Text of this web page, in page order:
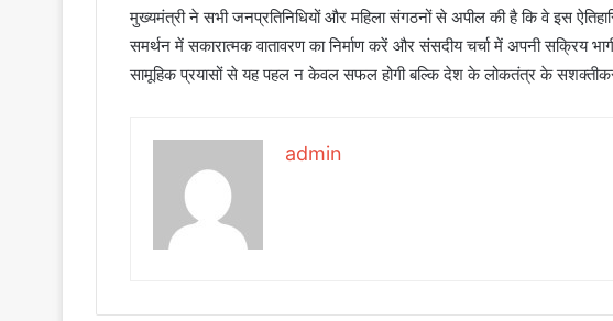
मुख्यमंत्री ने सभी जनप्रतिनिधियों और महिला संगठनों से अपील की है कि वे इस
समर्थन में सकारात्मक वातावरण का निर्माण करें और संसदीय चर्चा में अपनी सक्रिय
सामूहिक प्रयासों से यह पहल न केवल सफल होगी बल्कि देश के लोकतंत्र के
admin